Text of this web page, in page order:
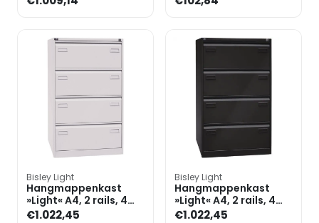
Bisley Light
Hangmappenkast
»Light« A4, 2 rails, 4
laden
€1.022,45
Bisley Light
Hangmappenkast
»Light« A4, 2 rails, 4
laden
€1.022,45